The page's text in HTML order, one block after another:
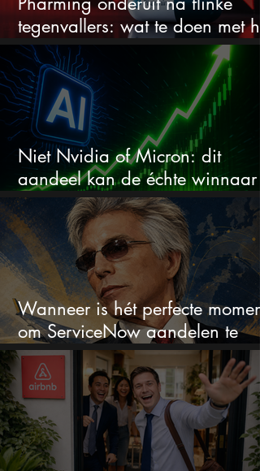
tegenvallers: wat te doen met
aandeel?
Niet Nvidia of Micron: dit
aandeel kan de échte winnaar
van de AI-race worden
Wanneer is hét perfecte moment
om ServiceNow aandelen te
kopen?